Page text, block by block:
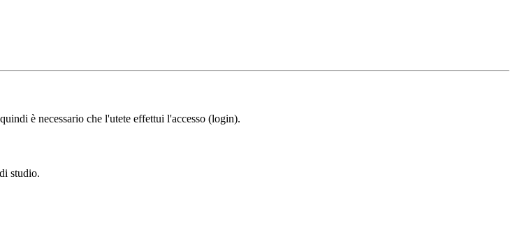
è necessario che l'utete effettui l'accesso (login).
studio.